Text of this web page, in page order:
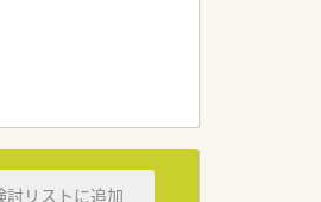
討リストに追加